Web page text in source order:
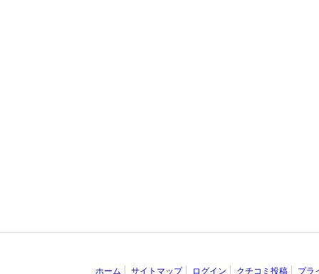
ホーム サイトマップ ログイン クチコミ投稿 プラ